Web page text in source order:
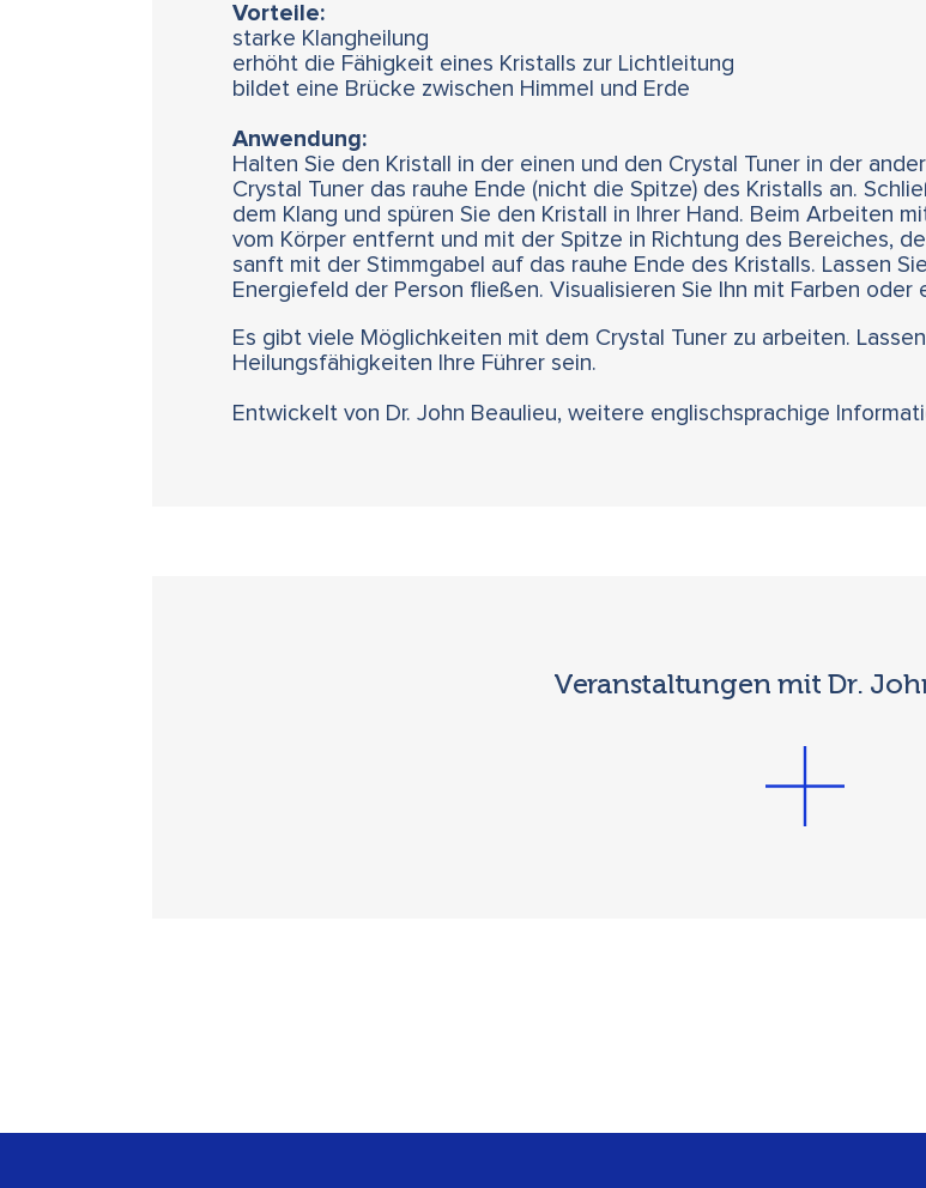
Vorteile:
starke Klangheilung
erhöht die Fähigkeit eines Kristalls zur Lichtleitung
bildet eine Brücke zwischen Himmel und Erde
Anwendung:
Halten Sie den Kristall in der einen und den Crystal Tuner in der
Crystal Tuner das rauhe Ende (nicht die Spitze) des Kristalls an.
dem Klang und spüren Sie den Kristall in Ihrer Hand. Beim Arbeiten
vom Körper entfernt und mit der Spitze in Richtung des Bereiches,
sanft mit der Stimmgabel auf das rauhe Ende des Kristalls. Lassen
Energiefeld der Person fließen. Visualisieren Sie Ihn mit Farben oder
Es gibt viele Möglichkeiten mit dem Crystal Tuner zu arbeiten.
Heilungsfähigkeiten Ihre Führer sein.
Entwickelt von Dr. John Beaulieu, weitere englischsprachige
Veranstaltungen mit Dr.